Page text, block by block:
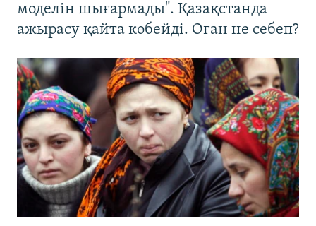
моделін шығармады". Қазақстанда
ажырасу қайта көбейді. Оған не себеп?